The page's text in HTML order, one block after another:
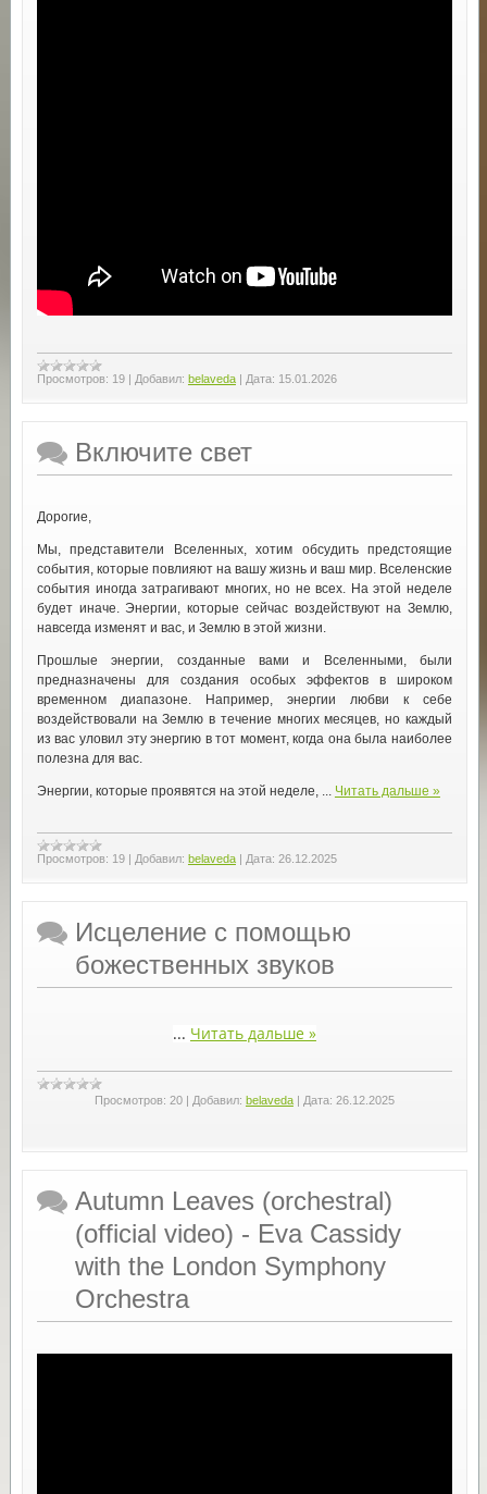
Просмотров: 19 | Добавил: belaveda | Дата: 15.01.2026
Включите свет
Дорогие,
Мы, представители Вселенных, хотим обсудить предстоящие
события, которые повлияют на вашу жизнь и ваш мир. Вселенские
события иногда затрагивают многих, но не всех. На этой неделе
будет иначе. Энергии, которые сейчас воздействуют на Землю,
навсегда изменят и вас, и Землю в этой жизни.
Прошлые энергии, созданные вами и Вселенными, были
предназначены для создания особых эффектов в широком
временном диапазоне. Например, энергии любви к себе
воздействовали на Землю в течение многих месяцев, но каждый
из вас уловил эту энергию в тот момент, когда она была наиболее
полезна для вас.
Энергии, которые проявятся на этой неделе, ... Читать дальше »
Просмотров: 19 | Добавил: belaveda | Дата: 26.12.2025
Исцеление с помощью
божественных звуков
... Читать дальше »
Просмотров: 20 | Добавил: belaveda | Дата: 26.12.2025
Autumn Leaves (orchestral)
(official video) - Eva Cassidy
with the London Symphony
Orchestra